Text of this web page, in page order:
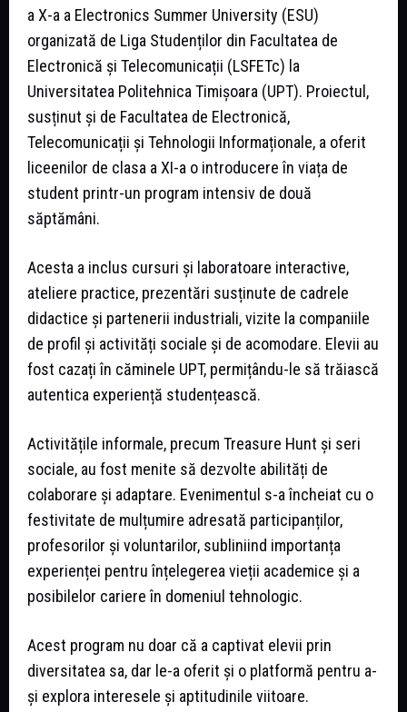
a X-a a Electronics Summer University (ESU)
organizată de Liga Studenților din Facultatea de
Electronică și Telecomunicații (LSFETc) la
Universitatea Politehnica Timișoara (UPT). Proiectul,
susținut și de Facultatea de Electronică,
Telecomunicații și Tehnologii Informaționale, a oferit
liceenilor de clasa a XI-a o introducere în viața de
student printr-un program intensiv de două
săptămâni.
Acesta a inclus cursuri și laboratoare interactive,
ateliere practice, prezentări susținute de cadrele
didactice și partenerii industriali, vizite la companiile
de profil și activități sociale și de acomodare. Elevii au
fost cazați în căminele UPT, permițându-le să trăiască
autentica experiență studențească.
Activitățile informale, precum Treasure Hunt și seri
sociale, au fost menite să dezvolte abilități de
colaborare și adaptare. Evenimentul s-a încheiat cu o
festivitate de mulțumire adresată participanților,
profesorilor și voluntarilor, subliniind importanța
experienței pentru înțelegerea vieții academice și a
posibilelor cariere în domeniul tehnologic.
Acest program nu doar că a captivat elevii prin
diversitatea sa, dar le-a oferit și o platformă pentru a-
și explora interesele și aptitudinile viitoare.